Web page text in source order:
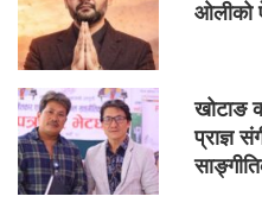
ओलीको
खोटाङ
प्राज्ञ